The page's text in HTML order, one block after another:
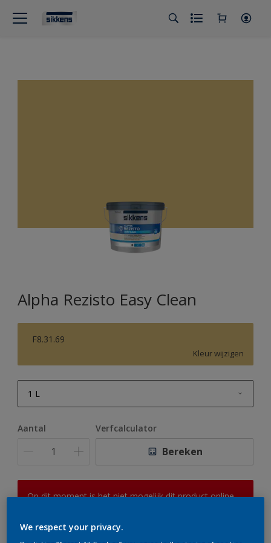
Alpha Rezisto Easy Clean
F8.31.69
Kleur wijzigen
1 L
10 L
Aantal Verfcalculator
Bereken
Op dit moment is het niet mogelijk dit product online
er hard aan om de voorraad aan te vullen.
We respect your privacy.